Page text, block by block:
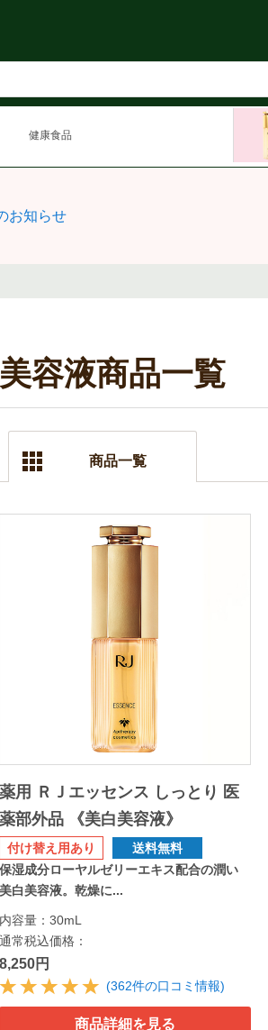
健康食品
お知らせ
美容液商品一覧
商品一覧
薬用 ＲＪエッセンス しっとり 医
薬部外品 《美白美容液》
付け替え用あり
送料無料
保湿成分ローヤルゼリーエキス配合の潤い
美白美容液。乾燥に...
内容量：30mL
通常税込価格：
8,250円
(362件の口コミ情報)
商品詳細を見る